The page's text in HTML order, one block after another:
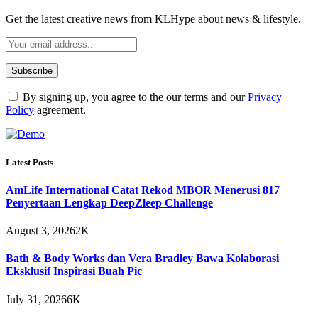
Get the latest creative news from KLHype about news & lifestyle.
By signing up, you agree to the our terms and ourPrivacy
Policy agreement.
Latest Posts
AmLife International Catat Rekod MBOR Menerusi 817
Penyertaan Lengkap DeepZleep Challenge
August 3, 20262K
Bath & Body Works dan Vera Bradley Bawa Kolaborasi
Eksklusif Inspirasi Buah Pic
July 31, 20266K